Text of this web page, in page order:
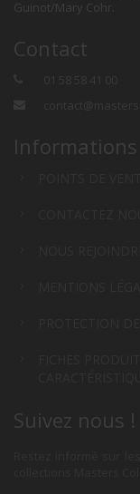
Guinot/Mary Cohr.
Contact
Informations
Suivez nous !